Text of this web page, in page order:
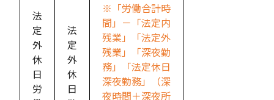
法
定
外
休
日
労
法
定
外
休
日
※「労働合計時
間」－「法定内
残業」「法定外
残業」「深夜勤
務」「法定休日
深夜勤務」（深
夜時間＋深夜所